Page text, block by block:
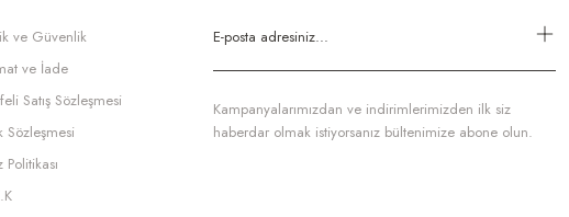
iş toplantılarında hem de özel anlarda beni en iyi şekilde tamamlıyor.
ve Güvenlik
ve İade
Satış Sözleşmesi
Sözleşmesi
Politikası
Kampanyalarımızdan ve indirimlerimizden ilk siz
haberdar olmak istiyorsanız bültenimize abone olun.